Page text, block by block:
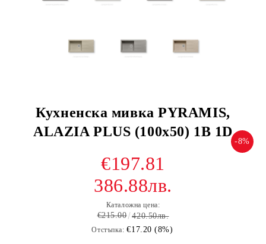
Кухненска мивка PYRAMIS,
ALAZIA PLUS (100x50) 1B 1D
-8%
€197.81
386.88лв.
Каталожна цена:
€215.00 420.50лв.
Отстъпка: €17.20 (8%)